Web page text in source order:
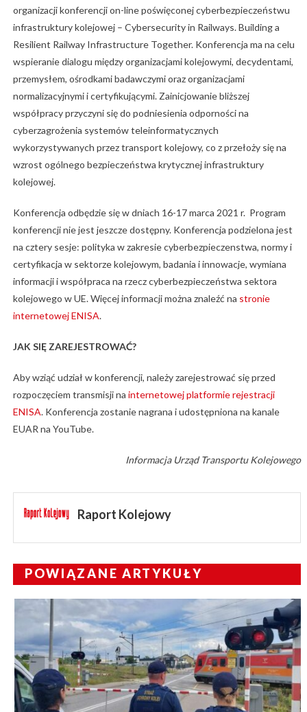
organizacji konferencji on-line poświęconej cyberbezpieczeństwu
infrastruktury kolejowej – Cybersecurity in Railways. Building a
Resilient Railway Infrastructure Together. Konferencja ma na celu
wspieranie dialogu między organizacjami kolejowymi, decydentami,
przemysłem, ośrodkami badawczymi oraz organizacjami
normalizacyjnymi i certyfikującymi. Zainicjowanie bliższej
współpracy przyczyni się do podniesienia odporności na
cyberzagrożenia systemów teleinformatycznych
wykorzystywanych przez transport kolejowy, co z przełoży się na
wzrost ogólnego bezpieczeństwa krytycznej infrastruktury
kolejowej.
Konferencja odbędzie się w dniach 16-17 marca 2021 r. Program
konferencji nie jest jeszcze dostępny. Konferencja podzielona jest
na cztery sesje: polityka w zakresie cyberbezpieczenstwa, normy i
certyfikacja w sektorze kolejowym, badania i innowacje, wymiana
informacji i współpraca na rzecz cyberbezpieczeństwa sektora
kolejowego w UE. Więcej informacji można znaleźć na stronie
internetowej ENISA.
JAK SIĘ ZAREJESTROWAĆ?
Aby wziąć udział w konferencji, należy zarejestrować się przed
rozpoczęciem transmisji na internetowej platformie rejestracji
ENISA. Konferencja zostanie nagrana i udostępniona na kanale
EUAR na YouTube.
Informacja Urząd Transportu Kolejowego
Raport Kolejowy
POWIĄZANE ARTYKUŁY